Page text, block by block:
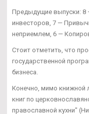
Предыдущие выпуски: 8
инвесторов, 7 —
неприемлем, 6 —
Стоит отметить, что
государственной
бизнеса.
Конечно, мимо книжной
книг по
православной кухни"